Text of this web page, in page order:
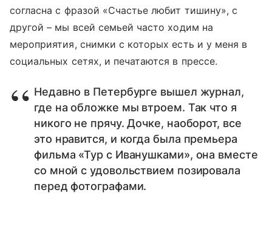
согласна с фразой «Счастье любит тишину», с
другой – мы всей семьей часто ходим на
мероприятия, снимки с которых есть и у меня в
социальных сетях, и печатаются в прессе.
Недавно в Петербурге вышел журнал,
где на обложке мы втроем. Так что я
никого не прячу. Дочке, наоборот, все
это нравится, и когда была премьера
фильма «Тур с Иванушками», она вместе
со мной с удовольствием позировала
перед фотографами.